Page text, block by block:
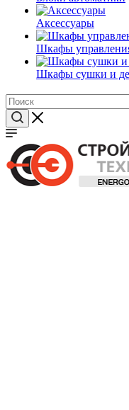
Аксессуары
Шкафы
Шкафы сушки и